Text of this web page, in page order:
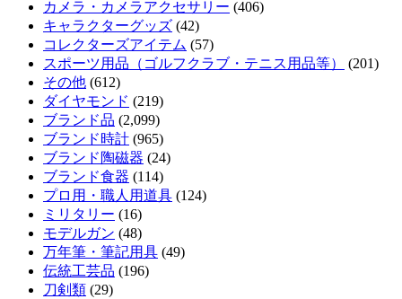
カメラ・カメラアクセサリー (406)
キャラクターグッズ (42)
コレクターズアイテム (57)
スポーツ用品（ゴルフクラブ・テニス用品等）
(201)
その他 (612)
ダイヤモンド (219)
ブランド品 (2,099)
ブランド時計 (965)
ブランド陶磁器 (24)
ブランド食器 (114)
プロ用・職人用道具 (124)
ミリタリー (16)
モデルガン (48)
万年筆・筆記用具 (49)
伝統工芸品 (196)
刀剣類 (29)